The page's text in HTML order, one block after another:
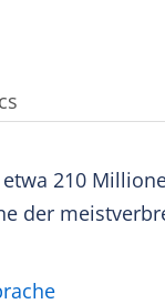
210
der